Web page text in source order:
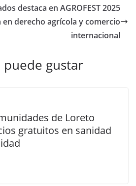
destaca en AGROFEST 2025
derecho agrícola y comercio
internacional
gustar
de Loreto
gratuitos en sanidad